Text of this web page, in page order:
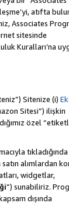
atıfta
Associates
sitesinde
Kuralları’na
Sitenize (i)
Sitesi”) ilişkin
özel
alımlardan
widgetlar,
”) sunabiliriz.
dışında